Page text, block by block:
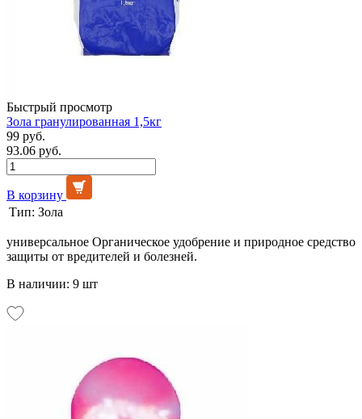
Быстрый просмотр
Зола гранулированная 1,5кг
99 руб.
93.06 руб.
В корзину
Тип: Зола
универсальное Органическое удобрение и природное средство
защиты от вредителей и болезней.
В наличии: 9 шт